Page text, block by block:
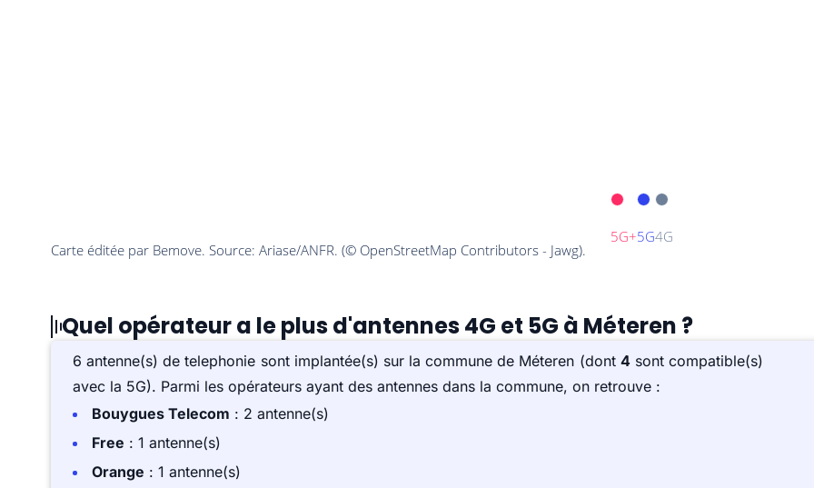
Quel opérateur a le plus d'antennes 4G et 5G à Méteren ?
6 antenne(s) de telephonie sont implantée(s) sur la commune de Méteren (dont 4sont compatible(s)
avec la 5G). Parmi les opérateurs ayant des antennes dans la commune, on retrouve :
Bouygues Telecom : 2 antenne(s)
Free : 1 antenne(s)
Orange : 1 antenne(s)